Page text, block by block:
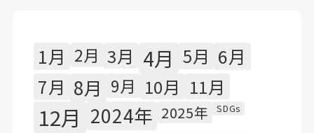
1月 2月 3月 4月 5月 6月
7月 8月 9月 10月 11月
12月 2024年 2025年 SDGs